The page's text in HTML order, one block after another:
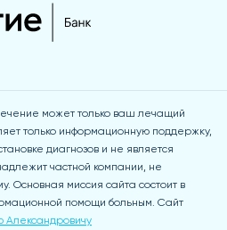
может только ваш лечащий
только информационную поддержку,
диагнозов и не является
частной компании, не
миссия сайта состоит в
помощи больным. Сайт
Александровичу